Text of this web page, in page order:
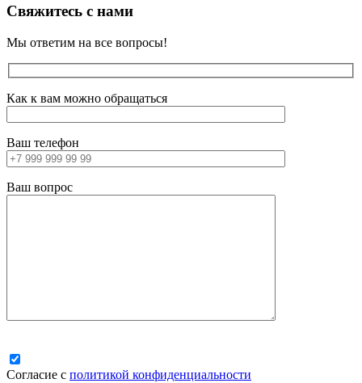
Свяжитесь с нами
Мы ответим на все вопросы!
Как к вам можно обращаться
Ваш телефон
Ваш вопрос
Согласие с политикой конфиденциальности